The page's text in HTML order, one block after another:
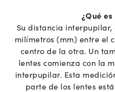
¿Qué es
Su distancia interpupilar,
milímetros (mm) entre el
centro de la otra. Un
lentes comienza con la
interpupilar. Esta
parte de los lentes